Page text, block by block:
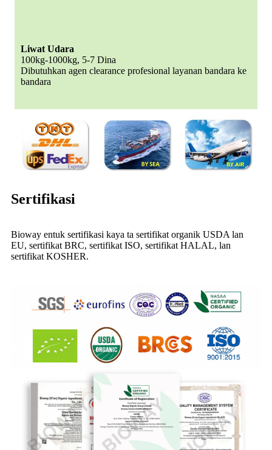
Liwat Udara
100kg-1000kg, 5-7 Dina
Dibutuhkan agen clearance profesional layanan bandara ke
bandara
Sertifikasi
Bioway entuk sertifikasi kaya ta sertifikat organik USDA lan
EU, sertifikat BRC, sertifikat ISO, sertifikat HALAL, lan
sertifikat KOSHER.